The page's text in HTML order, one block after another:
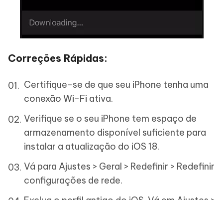
Correções Rápidas:
Certifique-se de que seu iPhone tenha uma
conexão Wi-Fi ativa.
Verifique se o seu iPhone tem espaço de
armazenamento disponível suficiente para
instalar a atualização do iOS 18.
Vá para Ajustes > Geral > Redefinir > Redefinir
configurações de rede.